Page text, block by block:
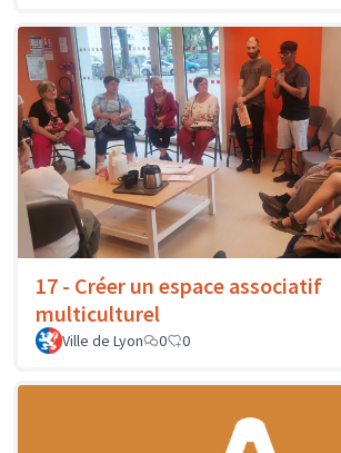
17 - Créer un espace associatif
multiculturel
Ville de Lyon 0 0